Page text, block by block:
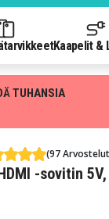
Kaapelit &
TUHANSIA
(97
-sovitin